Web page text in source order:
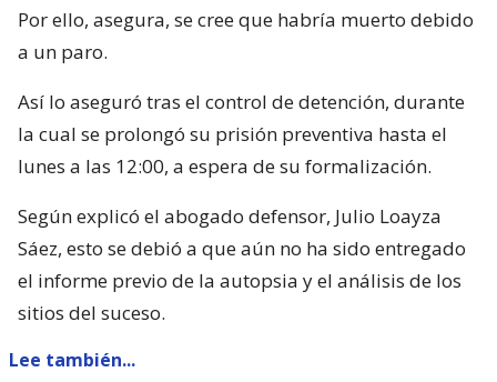
Por ello, asegura, se cree que habría muerto debido
a un paro.
Así lo aseguró tras el control de detención, durante
la cual se prolongó su prisión preventiva hasta el
lunes a las 12:00, a espera de su formalización.
Según explicó el abogado defensor, Julio Loayza
Sáez, esto se debió a que aún no ha sido entregado
el informe previo de la autopsia y el análisis de los
sitios del suceso.
Lee también...